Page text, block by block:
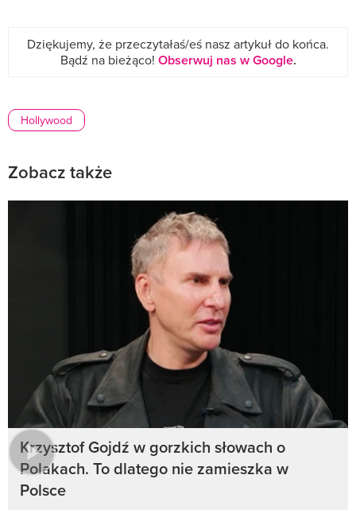
Dziękujemy, że przeczytałaś/eś nasz artykuł do końca.
Bądź na bieżąco! Obserwuj nas w Google.
Hollywood
Zobacz także
Krzysztof Gojdź w gorzkich słowach o
Polakach. To dlatego nie zamieszka w
Polsce